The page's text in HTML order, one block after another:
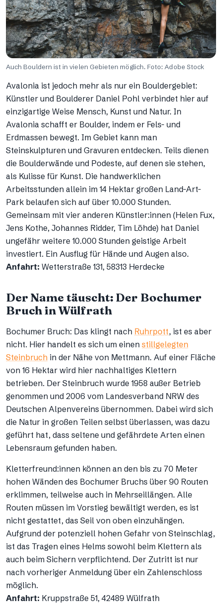
Auch Bouldern ist in vielen Gebieten möglich. Foto: Adobe Stock
Avalonia ist jedoch mehr als nur ein Bouldergebiet:
Künstler und Boulderer Daniel Pohl verbindet hier auf
einzigartige Weise Mensch, Kunst und Natur. In
Avalonia schafft er Boulder, indem er Fels- und
Erdmassen bewegt. Im Gebiet kann man
Steinskulpturen und Gravuren entdecken. Teils dienen
die Boulderwände und Podeste, auf denen sie stehen,
als Kulisse für Kunst. Die handwerklichen
Arbeitsstunden allein im 14 Hektar großen Land-Art-
Park belaufen sich auf über 10.000 Stunden.
Gemeinsam mit vier anderen Künstler:innen (Helen Fux,
Jens Kothe, Johannes Ridder, Tim Löhde) hat Daniel
ungefähr weitere 10.000 Stunden geistige Arbeit
investiert. Ein Ausflug für Hände und Augen also.
Anfahrt: Wetterstraße 131, 58313 Herdecke
Der Name täuscht: Der Bochumer
Bruch in Wülfrath
Bochumer Bruch: Das klingt nach Ruhrpott, ist es aber
nicht. Hier handelt es sich um einen stillgelegten
Steinbruch in der Nähe von Mettmann. Auf einer Fläche
von 16 Hektar wird hier nachhaltiges Klettern
betrieben. Der Steinbruch wurde 1958 außer Betrieb
genommen und 2006 vom Landesverband NRW des
Deutschen Alpenvereins übernommen. Dabei wird sich
die Natur in großen Teilen selbst überlassen, was dazu
geführt hat, dass seltene und gefährdete Arten einen
Lebensraum gefunden haben.
Kletterfreund:innen können an den bis zu 70 Meter
hohen Wänden des Bochumer Bruchs über 90 Routen
erklimmen, teilweise auch in Mehrseillängen. Alle
Routen müssen im Vorstieg bewältigt werden, es ist
nicht gestattet, das Seil von oben einzuhängen.
Aufgrund der potenziell hohen Gefahr von Steinschlag,
ist das Tragen eines Helms sowohl beim Klettern als
auch beim Sichern verpflichtend. Der Zutritt ist nur
nach vorheriger Anmeldung über ein Zahlenschloss
möglich.
Anfahrt: Kruppstraße 51, 42489 Wülfrath